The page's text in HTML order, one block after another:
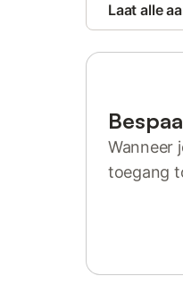
Laat alle
Wanneer
toegang